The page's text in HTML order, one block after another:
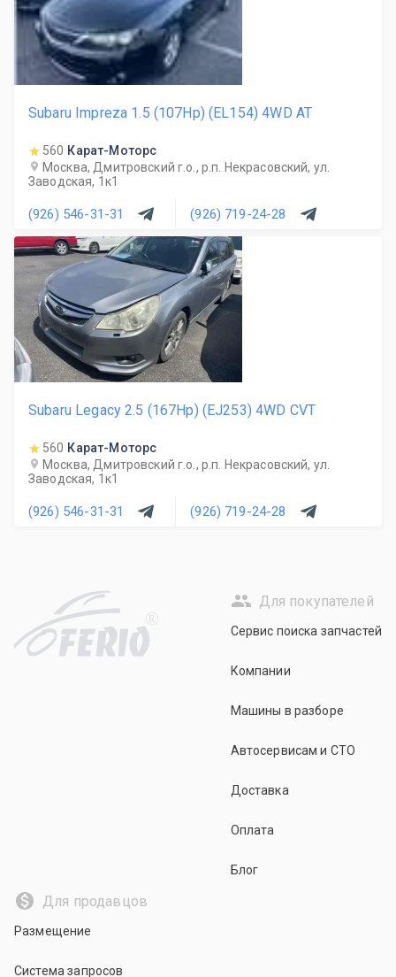
Subaru Impreza 1.5 (107Hp) (EL154) 4WD AT
560 Карат-Моторс
Москва, Дмитровский г.о., р.п. Некрасовский, ул.
Заводская, 1к1
(926) 546-31-31 (926) 719-24-28
Subaru Legacy 2.5 (167Hp) (EJ253) 4WD CVT
560 Карат-Моторс
Москва, Дмитровский г.о., р.п. Некрасовский, ул.
Заводская, 1к1
(926) 546-31-31 (926) 719-24-28
R
Для покупателей
Сервис поиска запчастей
Компании
Машины в разборе
Автосервисам и СТО
Доставка
Оплата
Блог
Для продавцов
Размещение
Система запросов